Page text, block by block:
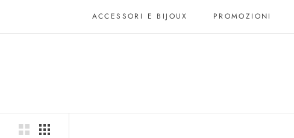
ACCESSORI E BIJOUX
PROMOZIONI